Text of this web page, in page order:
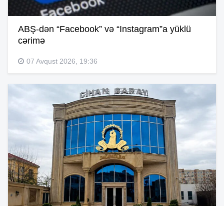
ABŞ-dən “Facebook” və “Instagram”a yüklü
cərimə
07 Avqust 2026, 19:36